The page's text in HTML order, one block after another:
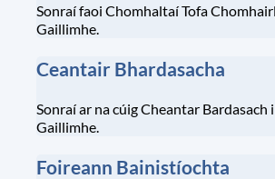
Sonraí faoi Chomhaltaí Tofa
Gaillimhe.
Ceantair Bhardasacha
Sonraí ar na cúig Cheantar Bardasach
Gaillimhe.
Foireann Bainistíochta